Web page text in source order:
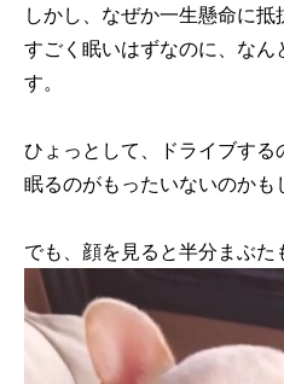
しかし、なぜか一生懸命に抵
すごく眠いはずなのに、なん
す。
ひょっとして、ドライブする
眠るのがもったいないのかも
でも、顔を見ると半分まぶた